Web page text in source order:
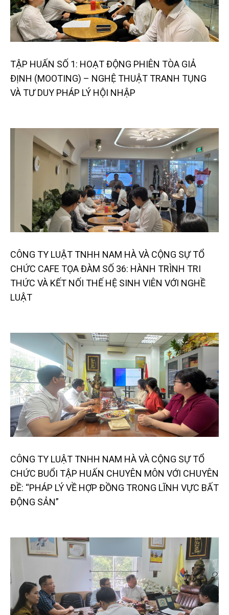
TẬP HUẤN SỐ 1: HOẠT ĐỘNG PHIÊN TÒA GIẢ
ĐỊNH (MOOTING) – NGHỆ THUẬT TRANH TỤNG
VÀ TƯ DUY PHÁP LÝ HỘI NHẬP
CÔNG TY LUẬT TNHH NAM HÀ VÀ CỘNG SỰ TỔ
CHỨC CAFE TỌA ĐÀM SỐ 36: HÀNH TRÌNH TRI
THỨC VÀ KẾT NỐI THẾ HỆ SINH VIÊN VỚI NGHỀ
LUẬT
CÔNG TY LUẬT TNHH NAM HÀ VÀ CỘNG SỰ TỔ
CHỨC BUỔI TẬP HUẤN CHUYÊN MÔN VỚI CHUYÊN
ĐỀ: “PHÁP LÝ VỀ HỢP ĐỒNG TRONG LĨNH VỰC BẤT
ĐỘNG SẢN”